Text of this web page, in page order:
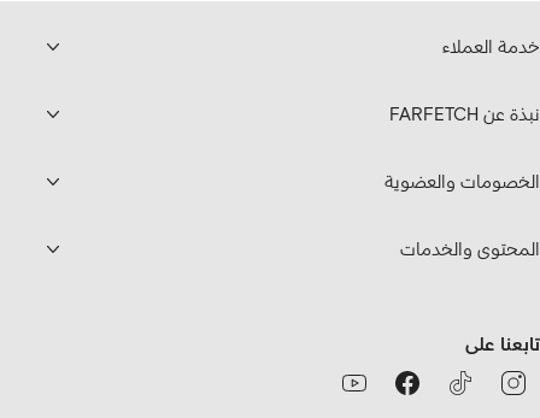
خدمة العملاء
نبذة عن FARFETCH
الخصومات والعضوية
المحتوى والخدمات
تابعنا على